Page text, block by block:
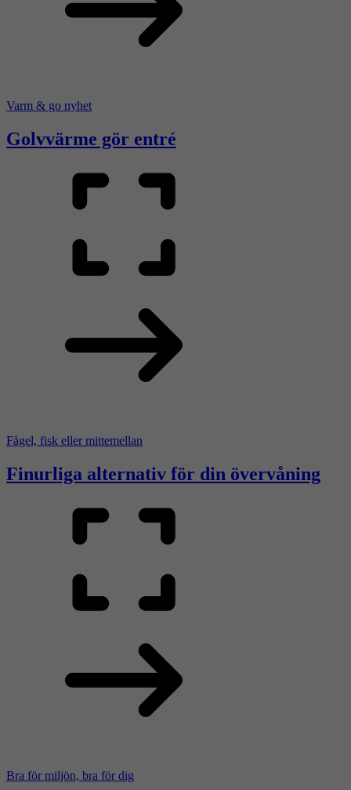
Varm & go nyhet
Golvvärme gör entré
Fågel, fisk eller mittemellan
Finurliga alternativ för din övervåning
Bra för miljön, bra för dig